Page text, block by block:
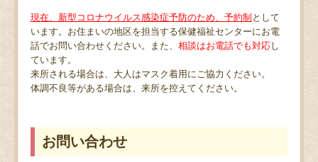
現在、新型コロナウイルス感染症予防のため、予約制として
います。お住まいの地区を担当する保健福祉センターにお電
話でお問い合わせください。また、 相談はお電話でも対応し
ています。
来所される場合は、大人はマスク着用にご協力ください。
体調不良等がある場合は、来所を控えてください。
お問い合わせ